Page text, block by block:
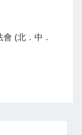
(北．中．